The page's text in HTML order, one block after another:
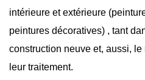
intérieure et extérieure
peintures décoratives) , tant
construction neuve et, aussi,
leur traitement.